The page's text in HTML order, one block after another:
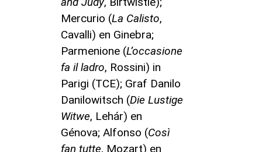
Mercurio (La Calisto,
Cavalli) en Ginebra;
Parmenione (L’occasione
fa il ladro, Rossini) in
Parigi (TCE); Graf Danilo
Danilowitsch (Die Lustige
Witwe, Lehár) en
Génova; Alfonso (Così
fan tutte, Mozart) en